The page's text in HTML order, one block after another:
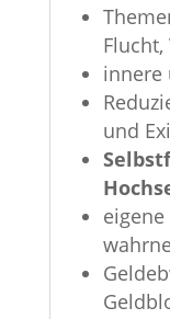
Flucht,
innere
und